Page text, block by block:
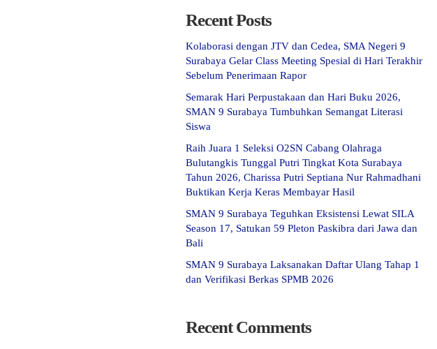
Recent Posts
Kolaborasi dengan JTV dan Cedea, SMA Negeri 9
Surabaya Gelar Class Meeting Spesial di Hari Terakhir
Sebelum Penerimaan Rapor
Semarak Hari Perpustakaan dan Hari Buku 2026,
SMAN 9 Surabaya Tumbuhkan Semangat Literasi
Siswa
Raih Juara 1 Seleksi O2SN Cabang Olahraga
Bulutangkis Tunggal Putri Tingkat Kota Surabaya
Tahun 2026, Charissa Putri Septiana Nur Rahmadhani
Buktikan Kerja Keras Membayar Hasil
SMAN 9 Surabaya Teguhkan Eksistensi Lewat SILA
Season 17, Satukan 59 Pleton Paskibra dari Jawa dan
Bali
SMAN 9 Surabaya Laksanakan Daftar Ulang Tahap 1
dan Verifikasi Berkas SPMB 2026
Recent Comments